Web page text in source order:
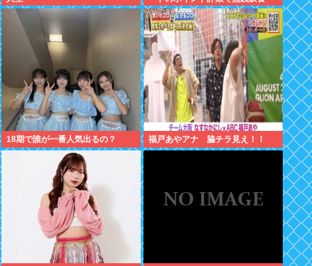
18期で誰が一番人気出るの？ 福戸あやアナ 脇チラ見え！！